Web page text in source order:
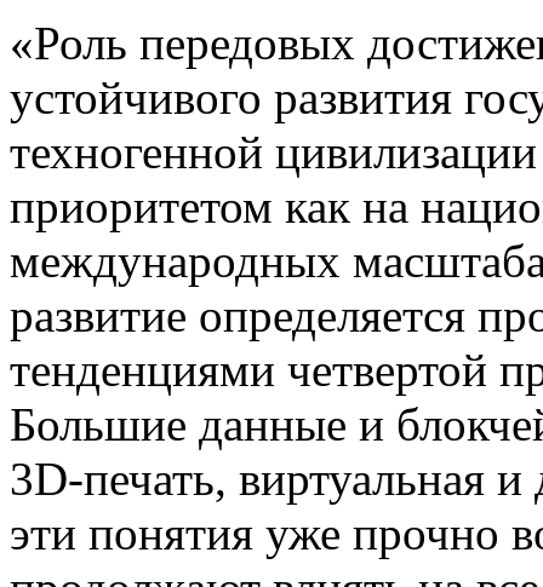
«Роль передовых
устойчивого развития
техногенной
приоритетом как на
международных
развитие определяется
тенденциями четвертой
Большие данные и
3D-печать, виртуальная
эти понятия уже прочно